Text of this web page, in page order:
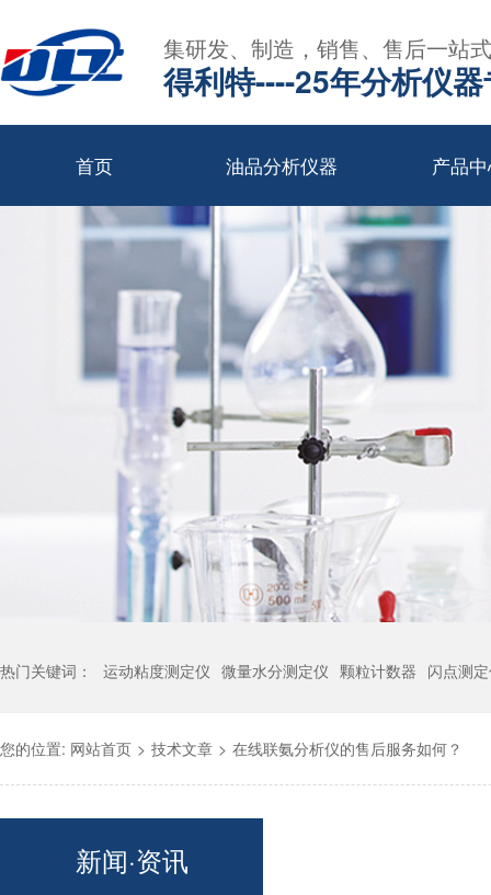
集研发、制造，销售、售后一站
得利特----25年分析仪
首页 油品分析仪器 产品
热门关键词： 运动粘度测定仪 微量水分测定仪 颗粒计数器 闪点测
您的位置: 网站首页 > 技术文章 > 在线联氨分析仪的售后服务如何？
新闻·资讯